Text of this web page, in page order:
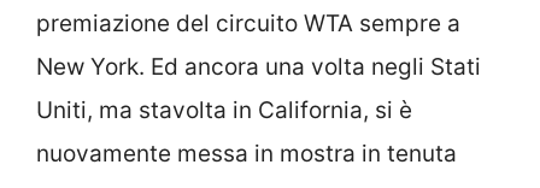
premiazione del circuito WTA sempre a
New York. Ed ancora una volta negli Stati
Uniti, ma stavolta in California, si è
nuovamente messa in mostra in tenuta